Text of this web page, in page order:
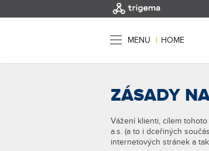
MENU | HOME
ZÁSADY
Vážení klienti, cílem
a.s. (a to i dceřiných
internetových stránek a